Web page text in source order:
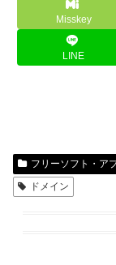
Misskey
LINE
フリーソフト・ア
ドメイン